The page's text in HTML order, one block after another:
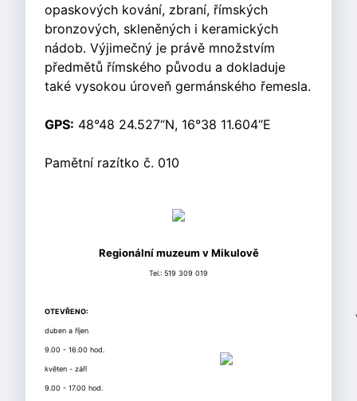
opaskových kování, zbraní, římských
bronzových, skleněných i keramických
nádob. Výjimečný je právě množstvím
předmětů římského původu a dokladuje
také vysokou úroveň germánského řemesla.
GPS: 48°48 24.527“N, 16°38 11.604“E
Pamětní razítko č. 010
Regionální muzeum v Mikulově
Tel.: 519 309 019
OTEVŘENO:
duben a říjen
9.00 - 16.00 hod.
květen - září
9.00 - 17.00 hod.